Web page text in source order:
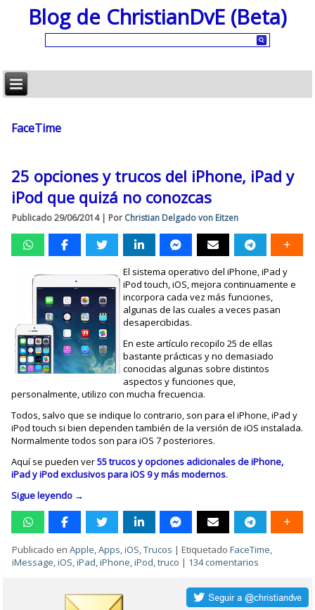
Blog de ChristianDvE (Beta)
FaceTime
25 opciones y trucos del iPhone, iPad y
iPod que quizá no conozcas
Publicado 29/06/2014| Por Christian Delgado von Eitzen
El sistema operativo del iPhone, iPad y
iPod touch, iOS, mejora continuamente e
incorpora cada vez más funciones,
algunas de las cuales a veces pasan
desapercibidas.
En este artículo recopilo 25 de ellas
bastante prácticas y no demasiado
conocidas algunas sobre distintos
aspectos y funciones que,
personalmente, utilizo con mucha frecuencia.
Todos, salvo que se indique lo contrario, son para el iPhone, iPad y
iPod touch si bien dependen también de la versión de iOS instalada.
Normalmente todos son para iOS 7 posteriores.
Aquí se pueden ver55 trucos y opciones adicionales de iPhone,
iPad y iPod exclusivos para iOS 9 y más modernos.
Sigue leyendo →
Publicado en Apple,Apps,iOS,Trucos |Etiquetado FaceTime,
iMessage,iOS,iPad,iPhone,iPod,truco | 134 comentarios